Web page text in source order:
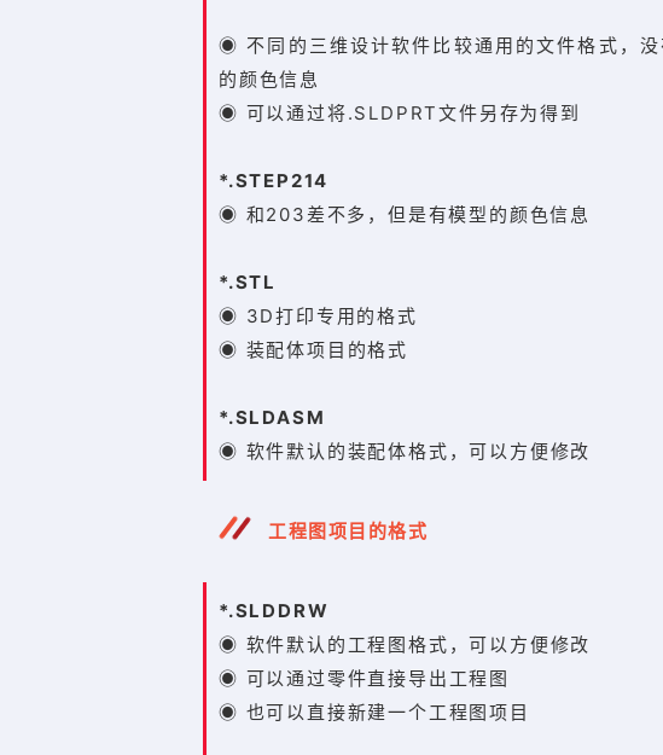
◉ 不同的三维设计软件比较通用的文件格式，没
的颜色信息
◉ 可以通过将.SLDPRT文件另存为得到
*.STEP214
◉ 和203差不多，但是有模型的颜色信息
*.STL
◉ 3D打印专用的格式
◉ 装配体项目的格式
*.SLDASM
◉ 软件默认的装配体格式，可以方便修改
工程图项目的格式
*.SLDDRW
◉ 软件默认的工程图格式，可以方便修改
◉ 可以通过零件直接导出工程图
◉ 也可以直接新建一个工程图项目